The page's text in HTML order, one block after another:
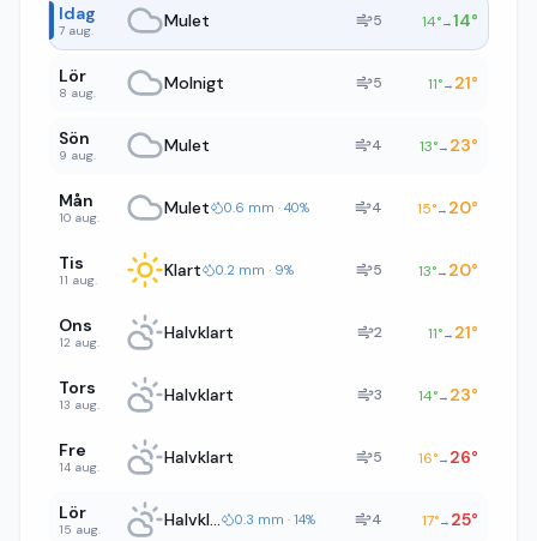
Idag
7 aug. Mulet 5 14°→14°
Lör
8 aug. Molnigt 5 11°→ 21°
Sön
9 aug. Mulet 4 13°→ 23°
Mån
10 aug. Mulet 0.6 mm · 40% 4 15°→ 20°
Tis
11 aug. Klart 0.2 mm · 9% 5 13°→ 20°
Ons
12 aug. Halvklart 2 11°→ 21°
Tors
13 aug. Halvklart 3 14°→ 23°
Fre
14 aug. Halvklart 5 16°→ 26°
Lör
15 aug. Halvklart 0.3 mm · 14% 4 17°→ 25°